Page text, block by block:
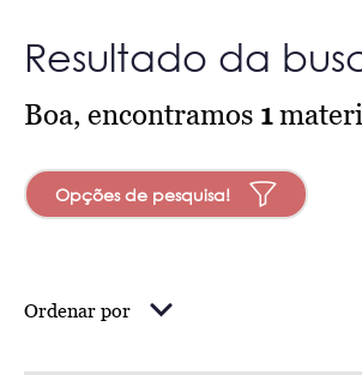
Resultado da
Boa, encontramos 1
Opções de pesquisa!
Ordenar por